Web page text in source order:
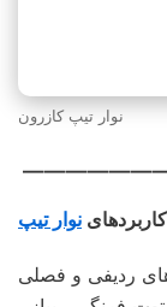
نوار تیپ کازرون
کاربردهای نوار تیپ
ردیفی و فصلی